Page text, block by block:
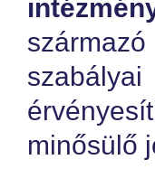
minősülő